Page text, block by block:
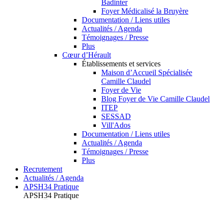
Badinter
Foyer Médicalisé la Bruyère
Documentation / Liens utiles
Actualités / Agenda
Témoignages / Presse
Plus
Cœur d’Hérault
Établissements et services
Maison d’Accueil Spécialisée
Camille Claudel
Foyer de Vie
Blog Foyer de Vie Camille Claudel
ITEP
SESSAD
Vill'Ados
Documentation / Liens utiles
Actualités / Agenda
Témoignages / Presse
Plus
Recrutement
Actualités / Agenda
APSH34 Pratique
APSH34 Pratique